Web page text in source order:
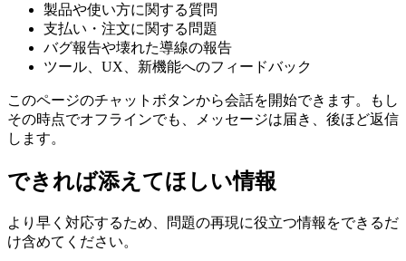
製品や使い方に関する質問
支払い・注文に関する問題
バグ報告や壊れた導線の報告
ツール、UX、新機能へのフィードバック
このページのチャットボタンから会話を開始できます。もし
その時点でオフラインでも、メッセージは届き、後ほど返信
します。
できれば添えてほしい情報
より早く対応するため、問題の再現に役立つ情報をできるだ
け含めてください。